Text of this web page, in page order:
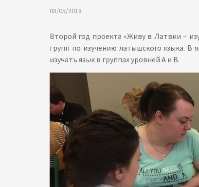
08/05/2018
Второй год проекта «Живу в Латвии –
групп по изучению латышского языка. В
изучать язык в группах уровней А и В.